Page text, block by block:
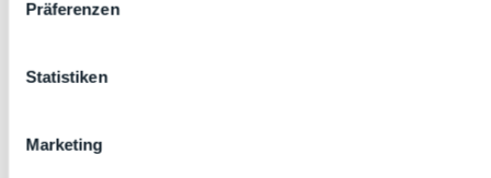
Präferenzen
Statistiken
Marketing